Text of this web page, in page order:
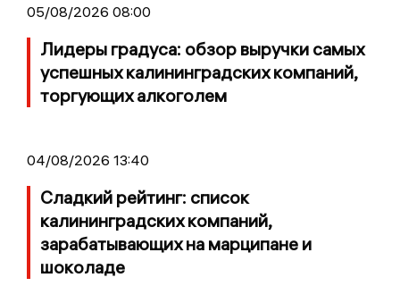
05/08/2026 08:00
Лидеры градуса: обзор выручки самых
успешных калининградских компаний,
торгующих алкоголем
04/08/2026 13:40
Сладкий рейтинг: список
калининградских компаний,
зарабатывающих на марципане и
шоколаде